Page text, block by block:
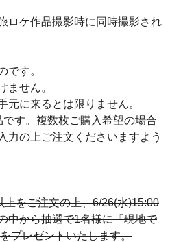
ロケ作品撮影時に同時撮影され
です。
ません。
に来るとは限りません。
す。複数枚ご購入希望の場合
力の上ご注文くださいますよう
をご注文の上、6/26(水)15:00
中から抽選で1名様に『現地で
プレゼントいたします。